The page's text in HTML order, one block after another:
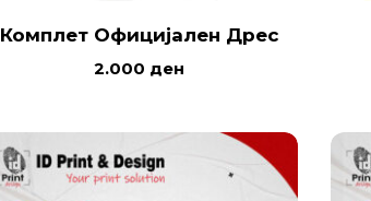
Комплет Официјален Дрес
2.000 ден